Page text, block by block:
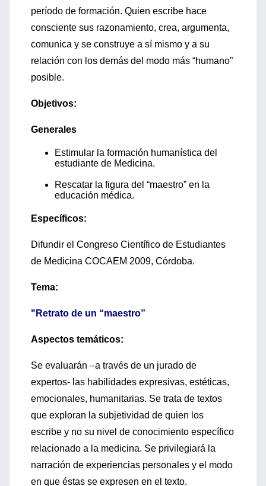
período de formación. Quien escribe hace
consciente sus razonamiento, crea, argumenta,
comunica y se construye a sí mismo y a su
relación con los demás del modo más “humano”
posible.
Objetivos:
Generales
Estimular la formación humanística del
estudiante de Medicina.
Rescatar la figura del “maestro” en la
educación médica.
Específicos:
Difundir el Congreso Científico de Estudiantes
de Medicina COCAEM 2009, Córdoba.
Tema:
"Retrato de un “maestro”
Aspectos temáticos:
Se evaluarán –a través de un jurado de
expertos- las habilidades expresivas, estéticas,
emocionales, humanitarias. Se trata de textos
que exploran la subjetividad de quien los
escribe y no su nivel de conocimiento específico
relacionado a la medicina. Se privilegiará la
narración de experiencias personales y el modo
en que éstas se expresen en el texto.